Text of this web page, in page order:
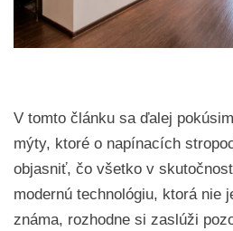
V tomto článku sa ďalej
mýty, ktoré o napínacích
objasniť, čo všetko v
modernú technológiu, ktorá nie
známa, rozhodne si zaslúži